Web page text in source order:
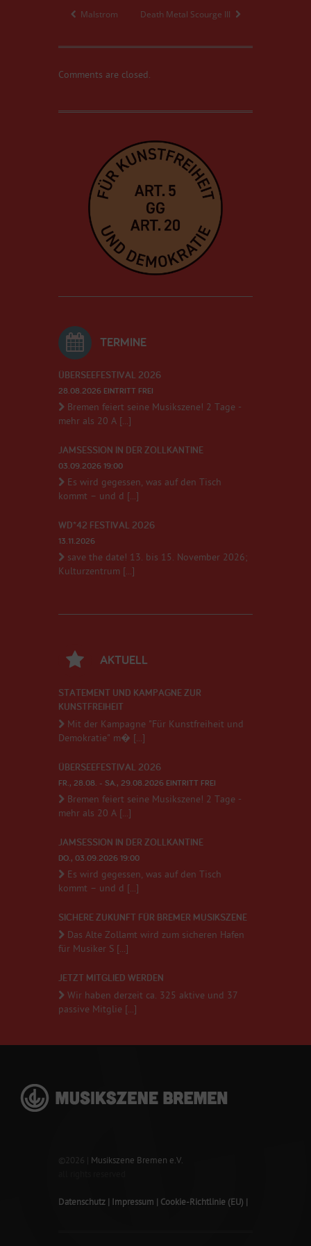
Malstrom Death Metal Scourge III
Comments are closed.
TERMINE
ÜBERSEEFESTIVAL 2026
28.08.2026 EINTRITT FREI
Bremen feiert seine Musikszene! 2 Tage -
mehr als 20 A [...]
JAMSESSION IN DER ZOLLKANTINE
03.09.2026 19:00
Es wird gegessen, was auf den Tisch
kommt – und d [...]
WD*42 FESTIVAL 2026
13.11.2026
save the date! 13. bis 15. November 2026;
Kulturzentrum [...]
AKTUELL
STATEMENT UND KAMPAGNE ZUR
KUNSTFREIHEIT
Mit der Kampagne "Für Kunstfreiheit und
Demokratie" m� [...]
ÜBERSEEFESTIVAL 2026
FR., 28.08. - SA., 29.08.2026 EINTRITT FREI
Bremen feiert seine Musikszene! 2 Tage -
mehr als 20 A [...]
JAMSESSION IN DER ZOLLKANTINE
DO., 03.09.2026 19:00
Es wird gegessen, was auf den Tisch
kommt – und d [...]
SICHERE ZUKUNFT FÜR BREMER MUSIKSZENE
Das Alte Zollamt wird zum sicheren Hafen
für Musiker S [...]
JETZT MITGLIED WERDEN
Wir haben derzeit ca. 325 aktive und 37
passive Mitglie [...]
©2026 | Musikszene Bremen e.V.
Datenschutz Impressum Cookie-Richtlinie (EU)